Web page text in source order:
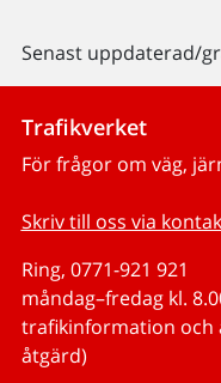
Senast uppdaterad/
Trafikverket
För frågor om väg,
Skriv till oss via
Ring, 0771-921 921
måndag–fredag kl.
trafikinformation och
åtgärd)